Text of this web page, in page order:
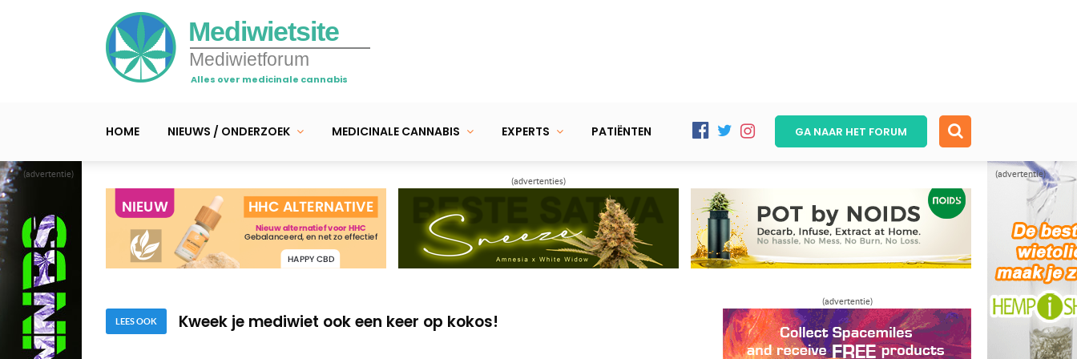
(advertentie) (advertentie)
Mediwietsite
Mediwietforum
Alles over medicinale cannabis
HOME NIEUWS / ONDERZOEK MEDICINALE CANNABIS EXPERTS PATIËNTEN GA NAAR HET FORUM
(advertenties)
LEES OOK
Wat is de beste plek in huis om mediwiet te kweken?
7 redenen waarom wietplanten soms niet goed groeien
Wat is de beste plek in huis om mediwiet te kweken?
(advertentie)